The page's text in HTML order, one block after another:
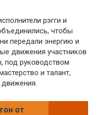
рэгги и
чтобы
передали энергию и
движения участников
под руководством
и талант,
от